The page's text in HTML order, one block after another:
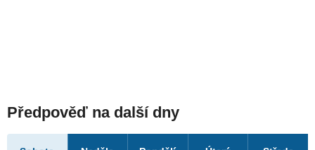
Předpověď na další dny